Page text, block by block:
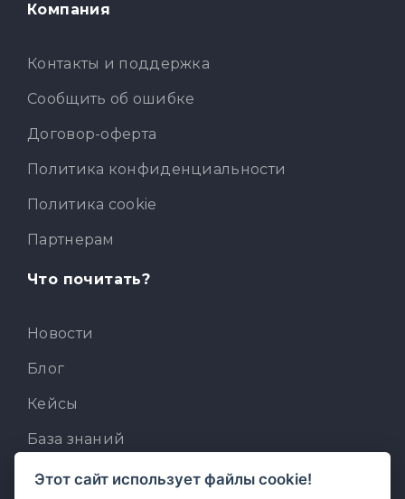
Компания
Контакты и поддержка
Сообщить об ошибке
Договор-оферта
Политика конфиденциальности
Политика cookie
Партнерам
Что почитать?
Новости
Блог
Кейсы
База знаний
Для разработчиков
Этот сайт использует файлы cookie!